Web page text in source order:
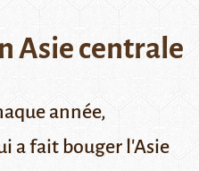
Asie centrale
année,
a fait bouger l'Asie